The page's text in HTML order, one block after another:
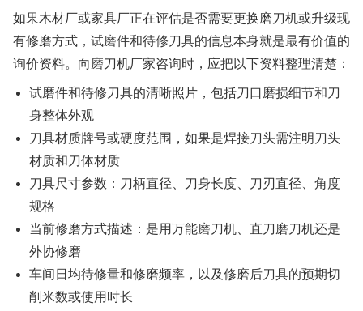
如果木材厂或家具厂正在评估是否需要更换磨刀机或升级现
有修磨方式，试磨件和待修刀具的信息本身就是最有价值的
询价资料。向磨刀机厂家咨询时，应把以下资料整理清楚：
试磨件和待修刀具的清晰照片，包括刀口磨损细节和刀
身整体外观
刀具材质牌号或硬度范围，如果是焊接刀头需注明刀头
材质和刀体材质
刀具尺寸参数：刀柄直径、刀身长度、刀刃直径、角度
规格
当前修磨方式描述：是用万能磨刀机、直刀磨刀机还是
外协修磨
车间日均待修量和修磨频率，以及修磨后刀具的预期切
削米数或使用时长